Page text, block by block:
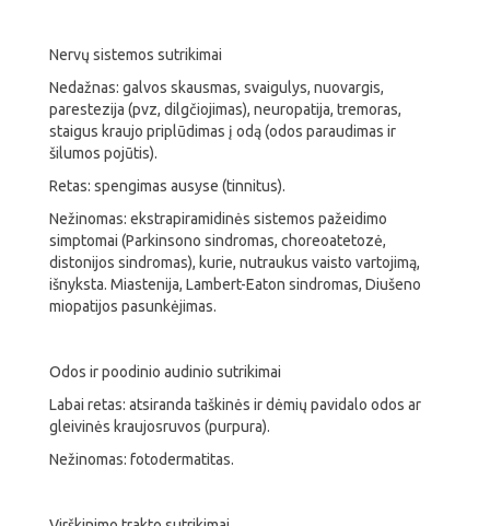
Nervų sistemos sutrikimai
Nedažnas: galvos skausmas, svaigulys, nuovargis,
parestezija (pvz, dilgčiojimas), neuropatija, tremoras,
staigus kraujo priplūdimas į odą (odos paraudimas ir
šilumos pojūtis).
Retas: spengimas ausyse (tinnitus).
Nežinomas: ekstrapiramidinės sistemos pažeidimo
simptomai (Parkinsono sindromas, choreoatetozė,
distonijos sindromas), kurie, nutraukus vaisto vartojimą,
išnyksta. Miastenija, Lambert-Eaton sindromas, Diušeno
miopatijos pasunkėjimas.
Odos ir poodinio audinio sutrikimai
Labai retas: atsiranda taškinės ir dėmių pavidalo odos ar
gleivinės kraujosruvos (purpura).
Nežinomas: fotodermatitas.